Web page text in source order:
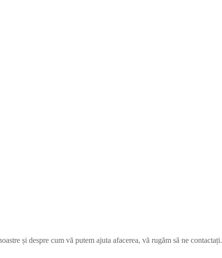
și despre cum vă putem ajuta afacerea, vă rugăm să ne contactați.